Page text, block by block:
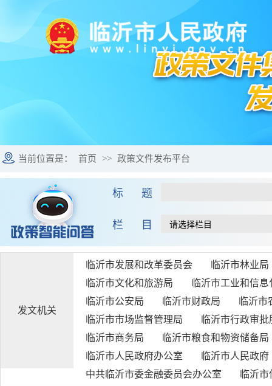
当前位置是： 首页 >> 政策文件发布平台
标 题
栏 目
发文机关
临沂市发展和改革委员会
临沂市林业局
临沂市文化和旅游局
临沂市工业和信息
临沂市公安局
临沂市财政局
临沂市
临沂市市场监督管理局
临沂市行政审
临沂市商务局
临沂市粮食和物资储备局
临沂市人民政府办公室
临沂市人民政府
中共临沂市委金融委员会办公室
临沂